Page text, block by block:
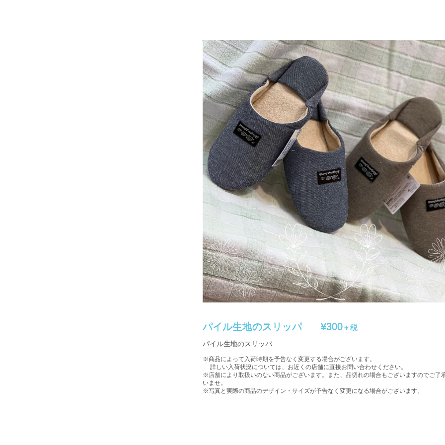
パイル生地のスリッパ ¥300＋税
パイル生地のスリッパ
※商品によって入荷時期を予告なく変更する場合がございます。
詳しい入荷状況については、お近くの店舗に直接お問い合わせください。
※店舗により取扱いのない商品がございます。また、品切れの場合もございますのでご了
いませ。
※写真と実際の商品のデザイン・サイズが予告なく変更になる場合がございます。